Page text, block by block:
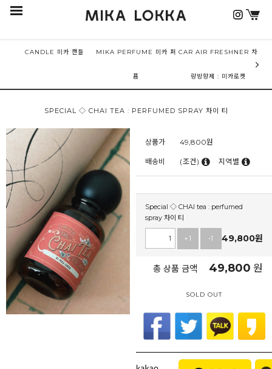
CANDLE 미카 캔들 MIKA PERFUME 미카 퍼
퓸
CAR AIR FRESHNER 차
량방향제 : 미카로켓
SPECIAL ◇ CHAI TEA : PERFUMED SPRAY 차이 티
상품가 49,800원
배송비 (조건) 지역별
Special ◇ CHAI tea : perfumed
spray 차이 티
+1 -1 49,800원
총 상품 금액 49,800 원
SOLD OUT